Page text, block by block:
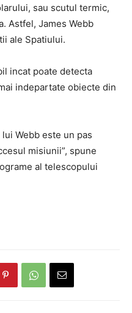
sau scutul termic,
Astfel, James Webb
ale Spatiului.
incat poate detecta
indepartate obiecte din
Webb este un pas
misiunii”, spune
al telescopului